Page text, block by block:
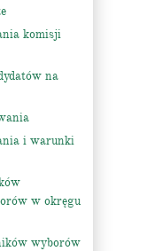
komisji
na
i warunki
w okręgu
wyborów